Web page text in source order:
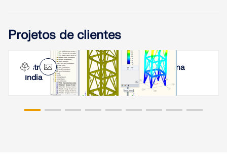
Projetos de clientes
Estrutura de apoio e cobertura de caldeira na
Índia